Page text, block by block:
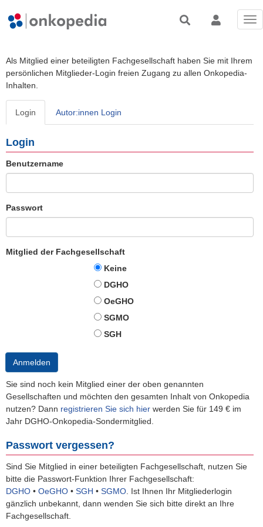
Als Mitglied einer beteiligten Fachgesellschaft haben Sie mit Ihrem
persönlichen Mitglieder-Login freien Zugang zu allen Onkopedia-
Inhalten.
Login Autor:innen Login
Login
Benutzername
Passwort
Mitglied der Fachgesellschaft
Keine
DGHO
OeGHO
SGMO
SGH
Anmelden
Sie sind noch kein Mitglied einer der oben genannten
Gesellschaften und möchten den gesamten Inhalt von Onkopedia
nutzen? Dann registrieren Sie sich hier werden Sie für 149 € im
Jahr DGHO-Onkopedia-Sondermitglied.
Passwort vergessen?
Sind Sie Mitglied in einer beteiligten Fachgesellschaft, nutzen Sie
bitte die Passwort-Funktion Ihrer Fachgesellschaft:
DGHO • OeGHO • SGH • SGMO Ist Ihnen Ihr Mitgliederlogin
gänzlich unbekannt, dann wenden Sie sich bitte direkt an Ihre
Fachgesellschaft.